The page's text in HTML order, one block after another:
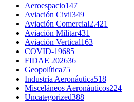
Aeroespacio147
Aviación Civil349
Aviación Comercial2.421
Aviación Militar431
Aviación Vertical163
COVID-19685
FIDAE 202636
Geopolítica75
Industria Aeronáutica518
Misceláneos Aeronáuticos224
Uncategorized388